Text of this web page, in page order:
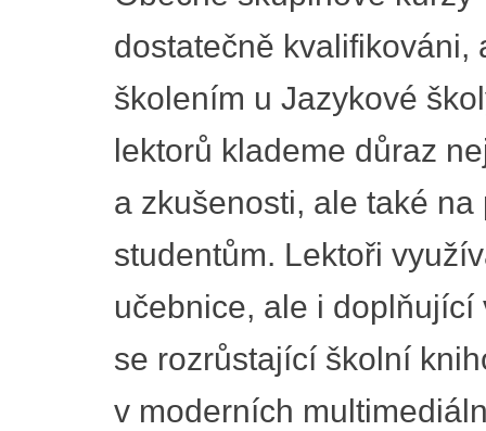
dostatečně kvalifikováni,
školením u Jazykové
lektorů klademe důraz
a zkušenosti, ale také
studentům. Lektoři
učebnice, ale i
se rozrůstající školní
v moderních